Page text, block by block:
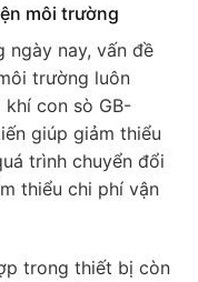
môi trường
ngày nay, vấn đề
trường luôn
con sò GB-
giúp giảm thiểu
trình chuyển đổi
thiểu chi phí vận
trong thiết bị còn